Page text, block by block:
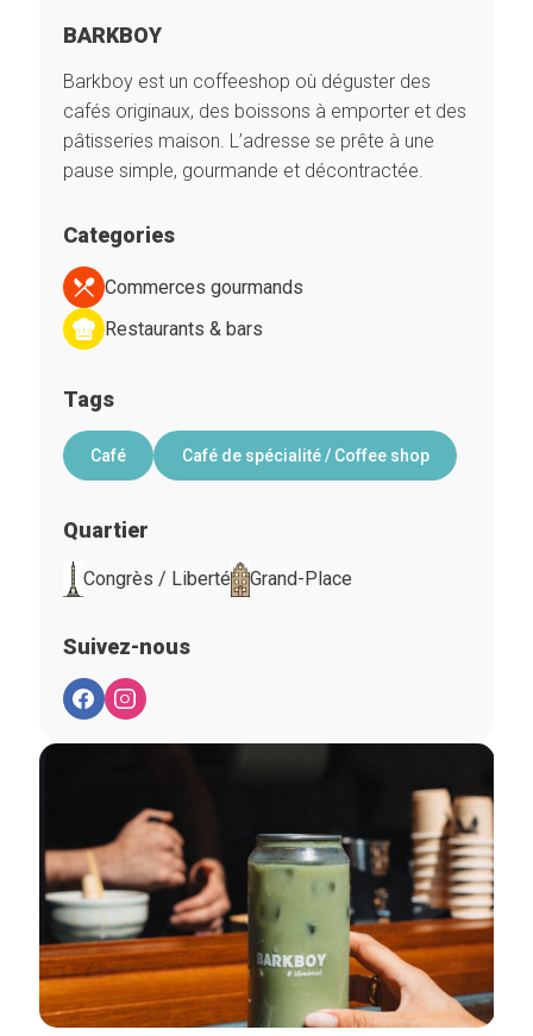
BARKBOY
Barkboy est un coffeeshop où déguster des
cafés originaux, des boissons à emporter et des
pâtisseries maison. L’adresse se prête à une
pause simple, gourmande et décontractée.
Categories
Commerces gourmands
Restaurants & bars
Tags
Café Café de spécialité / Coffee shop
Quartier
Congrès / Liberté Grand-Place
Suivez-nous